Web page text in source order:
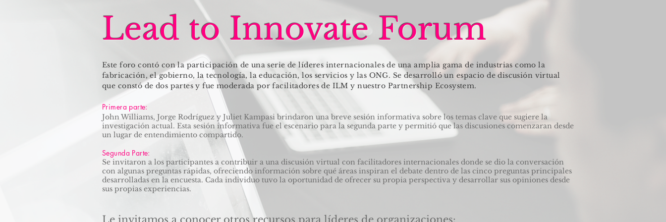
Lead to Innovate Forum
Este foro contó con la participación de una serie de líderes internacionales de una amplia gama de industrias como la
fabricación, el gobierno, la tecnología, la educación, los servicios y las ONG. Se desarrolló un espacio de discusión virtual
que constó de dos partes y fue moderada por facilitadores de ILM y nuestro Partnership Ecosystem.
Primera parte:
John Williams, Jorge Rodríguez y Juliet Kampasi brindaron una breve sesión informativa sobre los temas clave que sugiere la
investigación actual. Esta sesión informativa fue el escenario para la segunda parte y permitió que las discusiones comenzaran desde
un lugar de entendimiento compartido.
Segunda Parte:
Se invitaron a los participantes a contribuir a una discusión virtual con facilitadores internacionales donde se dio la conversación
con algunas preguntas rápidas, ofreciendo información sobre qué áreas inspiran el debate dentro de las cinco preguntas principales
desarrolladas en la encuesta. Cada individuo tuvo la oportunidad de ofrecer su propia perspectiva y desarrollar sus opiniones desde
sus propias experiencias.
Le invitamos a conocer otros recursos para líderes de organizaciones: